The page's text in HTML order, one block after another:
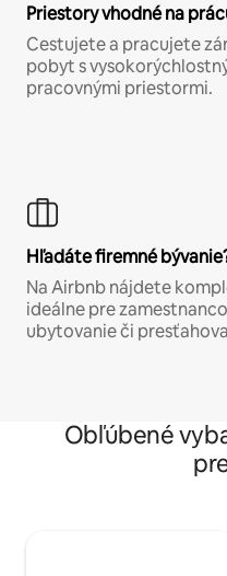
Priestory vhodné na
Cestujete a pracujete
pobyt s
pracovnými priestormi.
Hľadáte firemné
Na Airbnb nájdete
ideálne pre
ubytovanie či
Obľúbené